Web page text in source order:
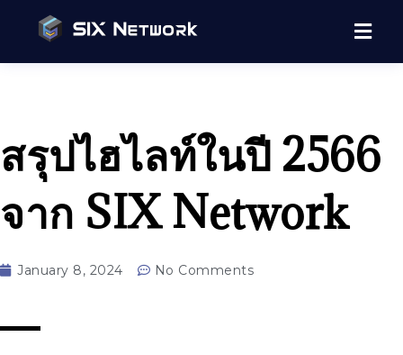
สรุปไฮไลท์ในปี 2566
จาก SIX Network
January 8, 2024 No Comments